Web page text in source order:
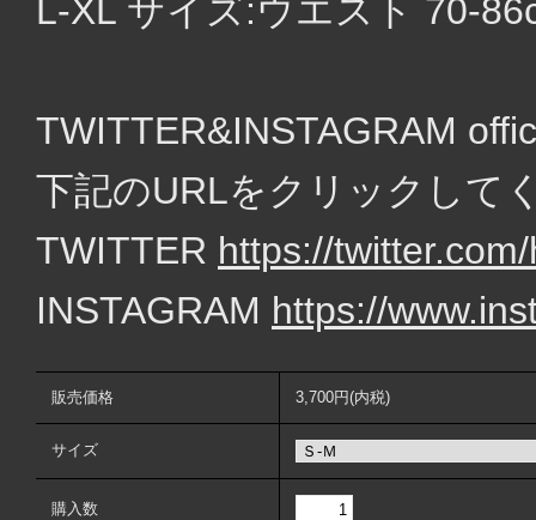
L-XL サイズ:ウエスト 70-
TWITTER&INSTAGRAM
下記のURLをクリックして
TWITTER https://
INSTAGRAM https://
販売価格 3,700円(内税)
サイズ
購入数